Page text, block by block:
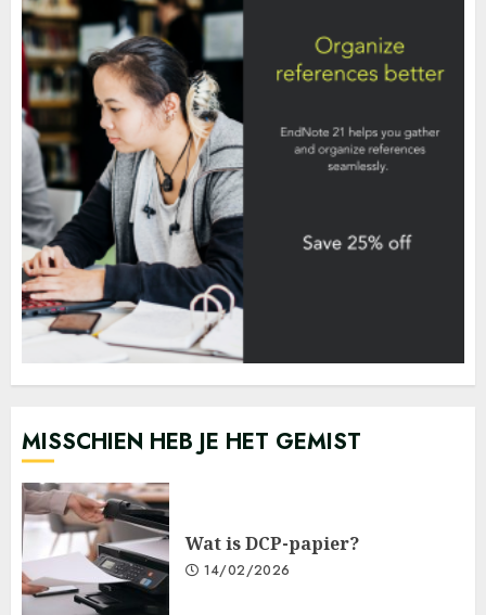
MISSCHIEN HEB JE HET GEMIST
Wat is DCP-papier?
14/02/2026